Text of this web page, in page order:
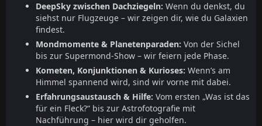
DeepSky zwischen Dachziegeln: Wenn du denkst, du
siehst nur Flugzeuge – wir zeigen dir, wie du Galaxien
findest.
Mondmomente & Planetenparaden: Von der Sichel
bis zur Supermond-Show – wir feiern jede Phase.
Kometen, Konjunktionen & Kurioses: Wenn’s am
Himmel spannend wird, sind wir vorne mit dabei.
Erfahrungsaustausch & Hilfe: Vom ersten „Was ist das
für ein Fleck?“ bis zur Astrofotografie mit
Nachführung – hier wird dir geholfen.